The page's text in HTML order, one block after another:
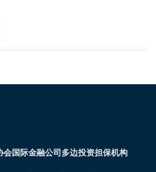
会国际金融公司多边投资担保机构